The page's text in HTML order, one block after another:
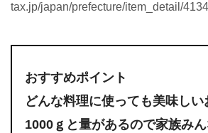
tax.jp/japan/prefecture/item_detail/
おすすめポイント
どんな料理に使っても美味しい
1000ｇと量があるので家族み